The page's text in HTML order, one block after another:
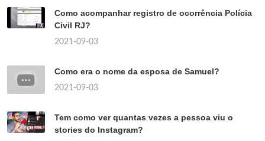
Como acompanhar registro de ocorrência Polícia
Civil RJ?
2021-09-03
Como era o nome da esposa de Samuel?
2021-09-03
Tem como ver quantas vezes a pessoa viu o
stories do Instagram?